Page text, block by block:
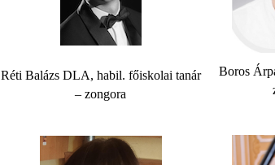
Réti Balázs DLA, habil. főiskolai tanár
– zongora
Boros